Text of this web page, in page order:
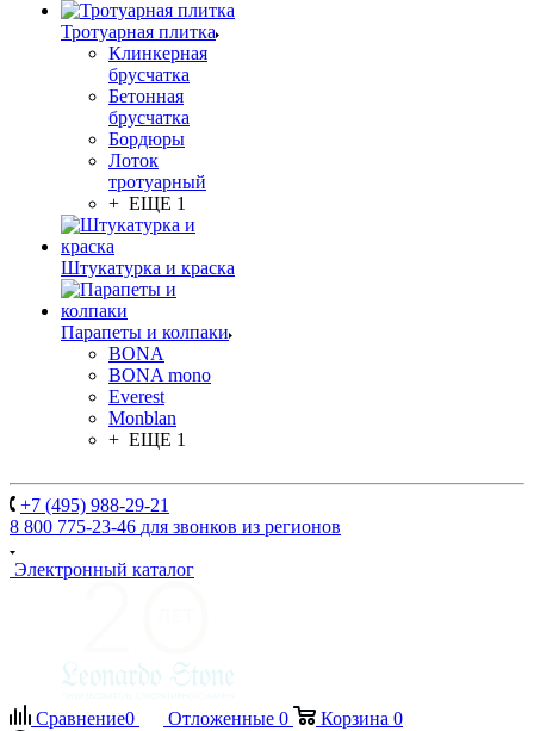
Тротуарная плитка
Клинкерная
брусчатка
Бетонная
брусчатка
Бордюры
Лоток
тротуарный
+ ЕЩЕ 1
Штукатурка и краска
Парапеты и колпаки
BONA
BONA mono
Everest
Monblan
+ ЕЩЕ 1
+7 (495) 988-29-21
8 800 775-23-46 для звонков из регионов
Электронный каталог
Сравнение0 Отложенные 0 Корзина 0